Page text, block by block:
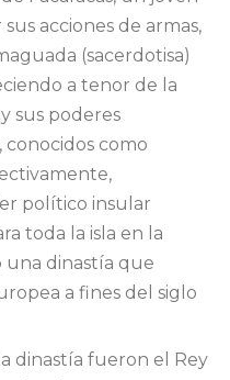
acciones de armas,
(sacerdotisa)
a tenor de la
sus poderes
conocidos como
político insular
toda la isla en la
dinastía que
a fines del siglo
dinastía fueron el Rey